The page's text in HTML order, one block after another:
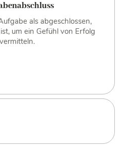
als abgeschlossen,
um ein Gefühl von Erfolg